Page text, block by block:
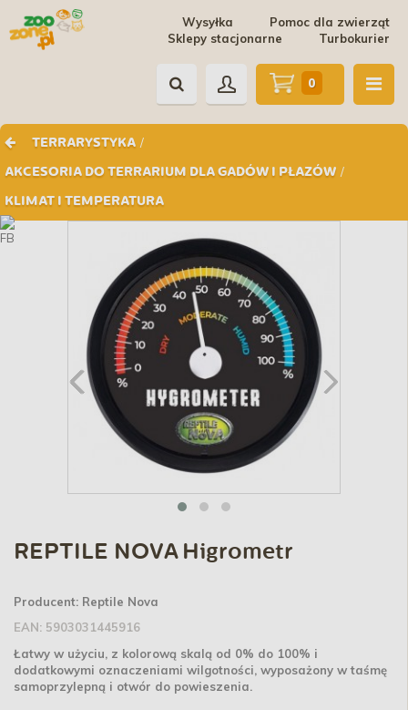
Pomoc dla zwierząt
Wysyłka
Turbokurier
Sklepy stacjonarne
TERRARYSTYKA /
AKCESORIA DO TERRARIUM DLA GADÓW I PŁAZÓW /
KLIMAT I TEMPERATURA
0
REPTILE NOVA Higrometr
Producent: Reptile Nova
EAN: 5903031445916
Łatwy w użyciu, z kolorową skalą od 0% do 100% i
dodatkowymi oznaczeniami wilgotności, wyposażony w taśmę
samoprzylepną i otwór do powieszenia.